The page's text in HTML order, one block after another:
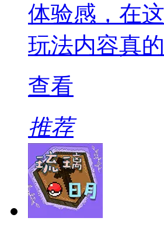
体验感，在
玩法内容真
查看
推荐